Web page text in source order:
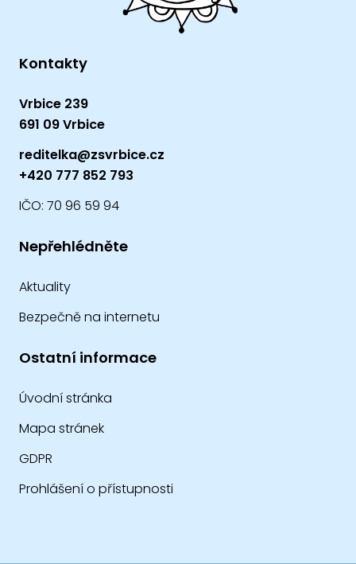
Kontakty
Vrbice 239
691 09 Vrbice
reditelka@zsvrbice.cz
+420 777 852 793
IČO: 70 96 59 94
Nepřehlédněte
Aktuality
Bezpečně na internetu
Ostatní informace
Úvodní stránka
Mapa stránek
GDPR
Prohlášení o přístupnosti